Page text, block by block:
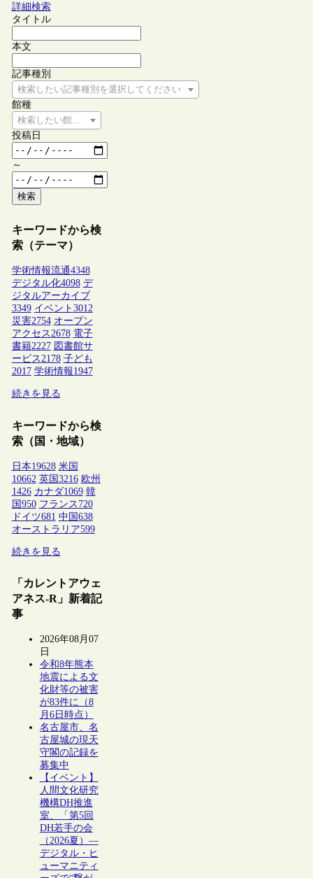
詳細検索
タイトル
本文
記事種別
検索したい記事種別を選択してください
館種
検索したい館種を選択してください
投稿日
～
検索
キーワードから検
索（テーマ）
学術情報流通4348
デジタル化4098 デ
ジタルアーカイブ
3349 イベント 3012
災害2754 オープン
アクセス2678 電子
書籍2227 図書館サ
ービス2178 子ども
2017 学術情報1947
続きを見る
キーワードから検
索（国・地域）
日本19628 米国
10662 英国 3216 欧州
1426 カナダ1069 韓
国 950 フランス 720
ドイツ681 中国 638
オーストラリア599
続きを見る
「カレントアウェ
アネス-R」新着記
事
2026年08月07
日
令和8年熊本
地震による文
化財等の被害
が83件に（8
月6日時点）
名古屋市、名
古屋城の現天
守閣の記録を
募集中
【イベント】
人間文化研究
機構DH推進
室、「第5回
DH若手の会
（2026夏）―
デジタル・ヒ
ューマニティ